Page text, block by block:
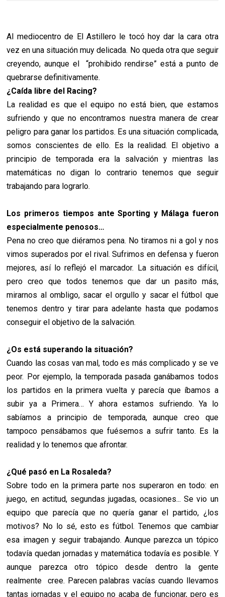
Al mediocentro de El Astillero le tocó hoy dar la cara otra
vez en una situación muy delicada. No queda otra que seguir
creyendo, aunque el “prohibido rendirse” está a punto de
quebrarse definitivamente.
¿Caída libre del Racing?
La realidad es que el equipo no está bien, que estamos
sufriendo y que no encontramos nuestra manera de crear
peligro para ganar los partidos. Es una situación complicada,
somos conscientes de ello. Es la realidad. El objetivo a
principio de temporada era la salvación y mientras las
matemáticas no digan lo contrario tenemos que seguir
trabajando para lograrlo.
Los primeros tiempos ante Sporting y Málaga fueron
especialmente penosos…
Pena no creo que diéramos pena. No tiramos ni a gol y nos
vimos superados por el rival. Sufrimos en defensa y fueron
mejores, así lo reflejó el marcador. La situación es difícil,
pero creo que todos tenemos que dar un pasito más,
mirarnos al ombligo, sacar el orgullo y sacar el fútbol que
tenemos dentro y tirar para adelante hasta que podamos
conseguir el objetivo de la salvación.
¿Os está superando la situación?
Cuando las cosas van mal, todo es más complicado y se ve
peor. Por ejemplo, la temporada pasada ganábamos todos
los partidos en la primera vuelta y parecía que íbamos a
subir ya a Primera… Y ahora estamos sufriendo. Ya lo
sabíamos a principio de temporada, aunque creo que
tampoco pensábamos que fuésemos a sufrir tanto. Es la
realidad y lo tenemos que afrontar.
¿Qué pasó en La Rosaleda?
Sobre todo en la primera parte nos superaron en todo: en
juego, en actitud, segundas jugadas, ocasiones... Se vio un
equipo que parecía que no quería ganar el partido, ¿los
motivos? No lo sé, esto es fútbol. Tenemos que cambiar
esa imagen y seguir trabajando. Aunque parezca un tópico
todavía quedan jornadas y matemática todavía es posible. Y
aunque parezca otro tópico desde dentro la gente
realmente cree. Parecen palabras vacías cuando llevamos
tantas jornadas y el equipo no acaba de funcionar, pero es